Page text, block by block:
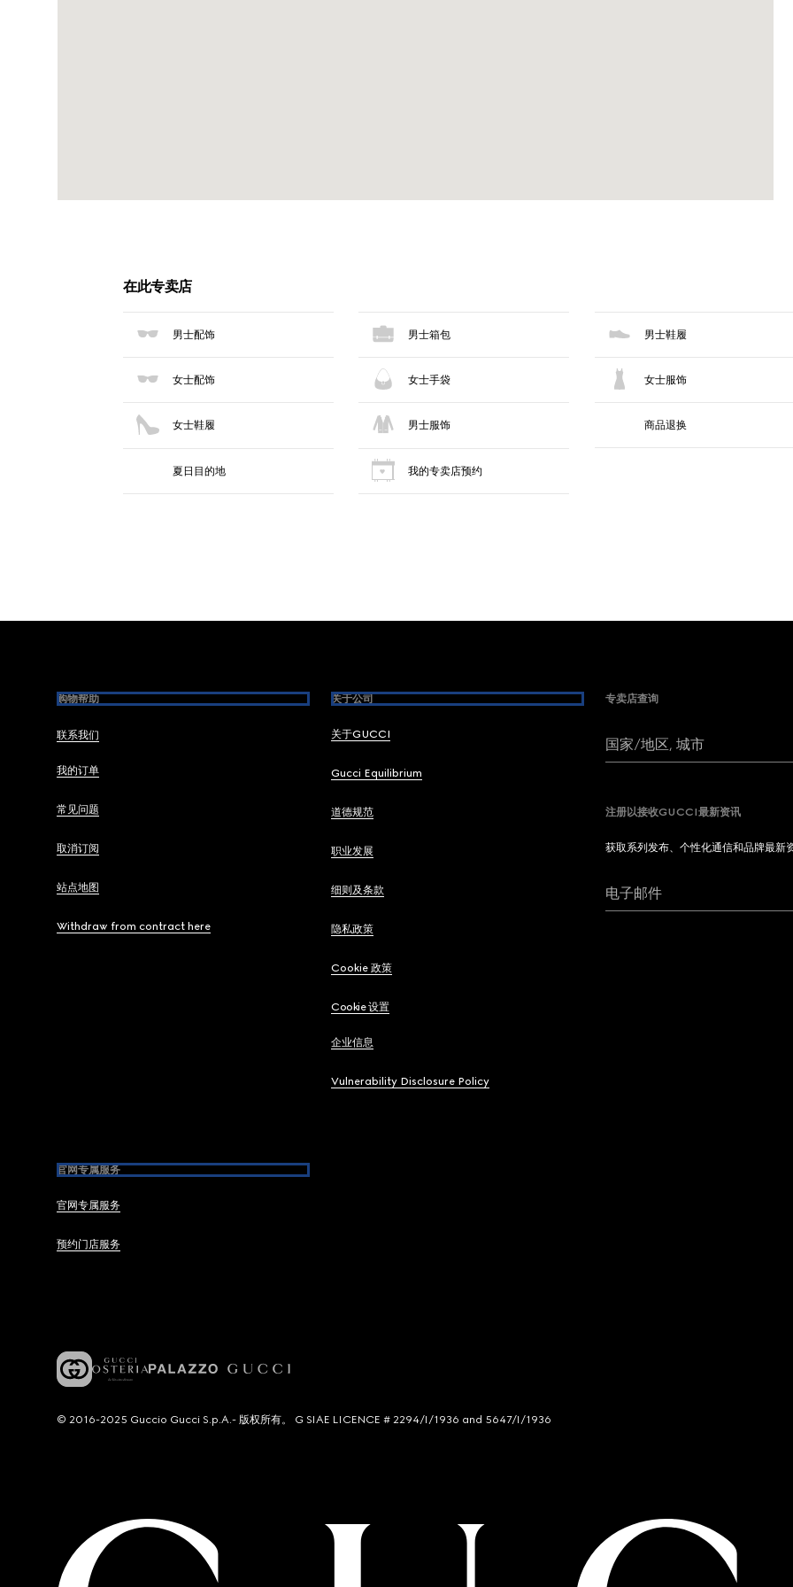
在此专卖店
男士配饰 男士箱包 男士鞋履
女士配饰 女士手袋 女士服饰
女士鞋履 男士服饰 商品退换
夏日目的地 我的专卖店预约
Footer
购物帮助
联系我们
我的订单
常见问题
取消订阅
站点地图
Withdraw from contract here
关于公司
关于GUCCI
Gucci Equilibrium
道德规范
职业发展
细则及条款
隐私政策
Cookie 政策
Cookie 设置
企业信息
Vulnerability Disclosure Policy
官网专属服务
官网专属服务
预约门店服务
专卖店查询
国家/地区, 城市
注册以接收GUCCI最新资讯
获取系列发布、个性化通信和品牌最新
电子邮件
© 2016-2025 Guccio Gucci S.p.A.- 版权所有。 G SIAE LICENCE # 2294/I/1936 and 5647/I/1936